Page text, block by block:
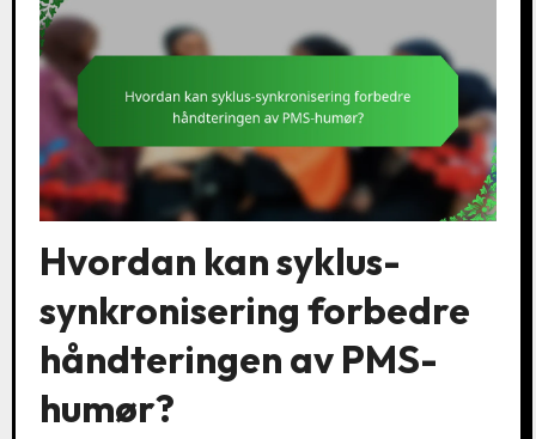
Hvordan kan syklus-
synkronisering forbedre
håndteringen av PMS-
humør?